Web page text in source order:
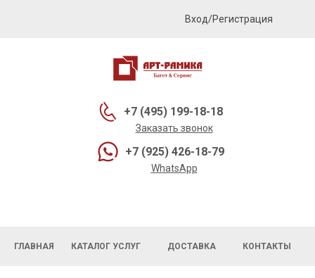
Вход/Регистрация
+7 (495) 199-18-18
Заказать звонок
+7 (925) 426-18-79
WhatsApp
ГЛАВНАЯ КАТАЛОГ УСЛУГ ДОСТАВКА КОНТАКТЫ